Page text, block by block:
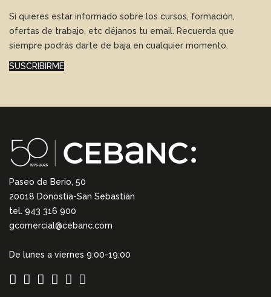
Si quieres estar informado sobre los cursos, formación,
ofertas de trabajo, etc déjanos tu email. Recuerda que
siempre podrás darte de baja en cualquier momento.
SUSCRIBIRME
Paseo de Berio, 50
20018 Donostia-San Sebastián
tel. 943 316 900
gcomercial@cebanc.com
De lunes a viernes 9:00-19:00